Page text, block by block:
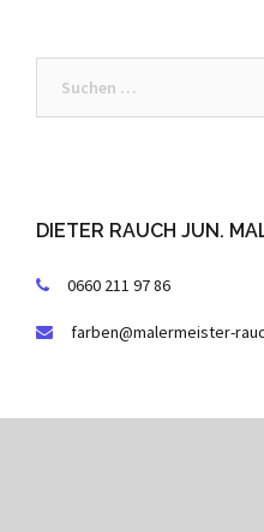
nach:
DIETER RAUCH JUN.
0660 211 97 86
farben@malermeister-